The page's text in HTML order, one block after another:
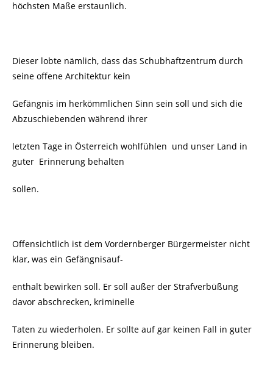
höchsten Maße erstaunlich.
Dieser lobte nämlich, dass das Schubhaftzentrum durch
seine offene Architektur kein
Gefängnis im herkömmlichen Sinn sein soll und sich die
Abzuschiebenden während ihrer
letzten Tage in Österreich wohlfühlen und unser Land in
guter Erinnerung behalten
sollen.
Offensichtlich ist dem Vordernberger Bürgermeister nicht
klar, was ein Gefängnisauf-
enthalt bewirken soll. Er soll außer der Strafverbüßung
davor abschrecken, kriminelle
Taten zu wiederholen. Er sollte auf gar keinen Fall in guter
Erinnerung bleiben.